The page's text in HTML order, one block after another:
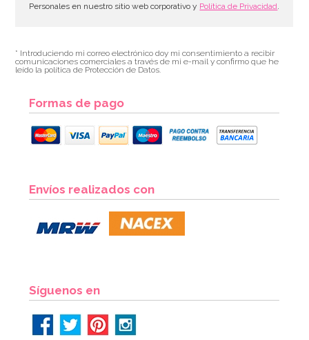
Personales en nuestro sitio web corporativo y Política de Privacidad
* Introduciendo mi correo electrónico doy mi consentimiento a recibir
comunicaciones comerciales a través de mi e-mail y confirmo que he
leído la política de Protección de Datos.
Formas de pago
Envíos realizados con
Síguenos en